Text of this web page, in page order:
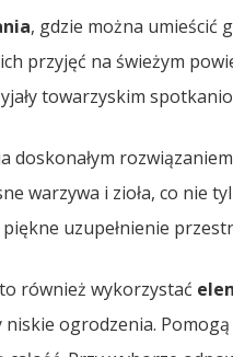
, gdzie można umieścić
przyjęć na świeżym
towarzyskim
doskonałym
warzywa i zioła, co nie
uzupełnienie
również wykorzystać
niskie ogrodzenia.